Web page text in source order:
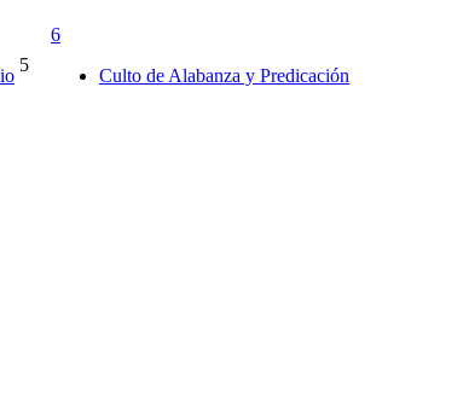
5
6
Culto de Alabanza y Predicación